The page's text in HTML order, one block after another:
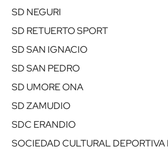
SD NEGURI
SD RETUERTO SPORT
SD SAN IGNACIO
SD SAN PEDRO
SD UMORE ONA
SD ZAMUDIO
SDC ERANDIO
SOCIEDAD CULTURAL